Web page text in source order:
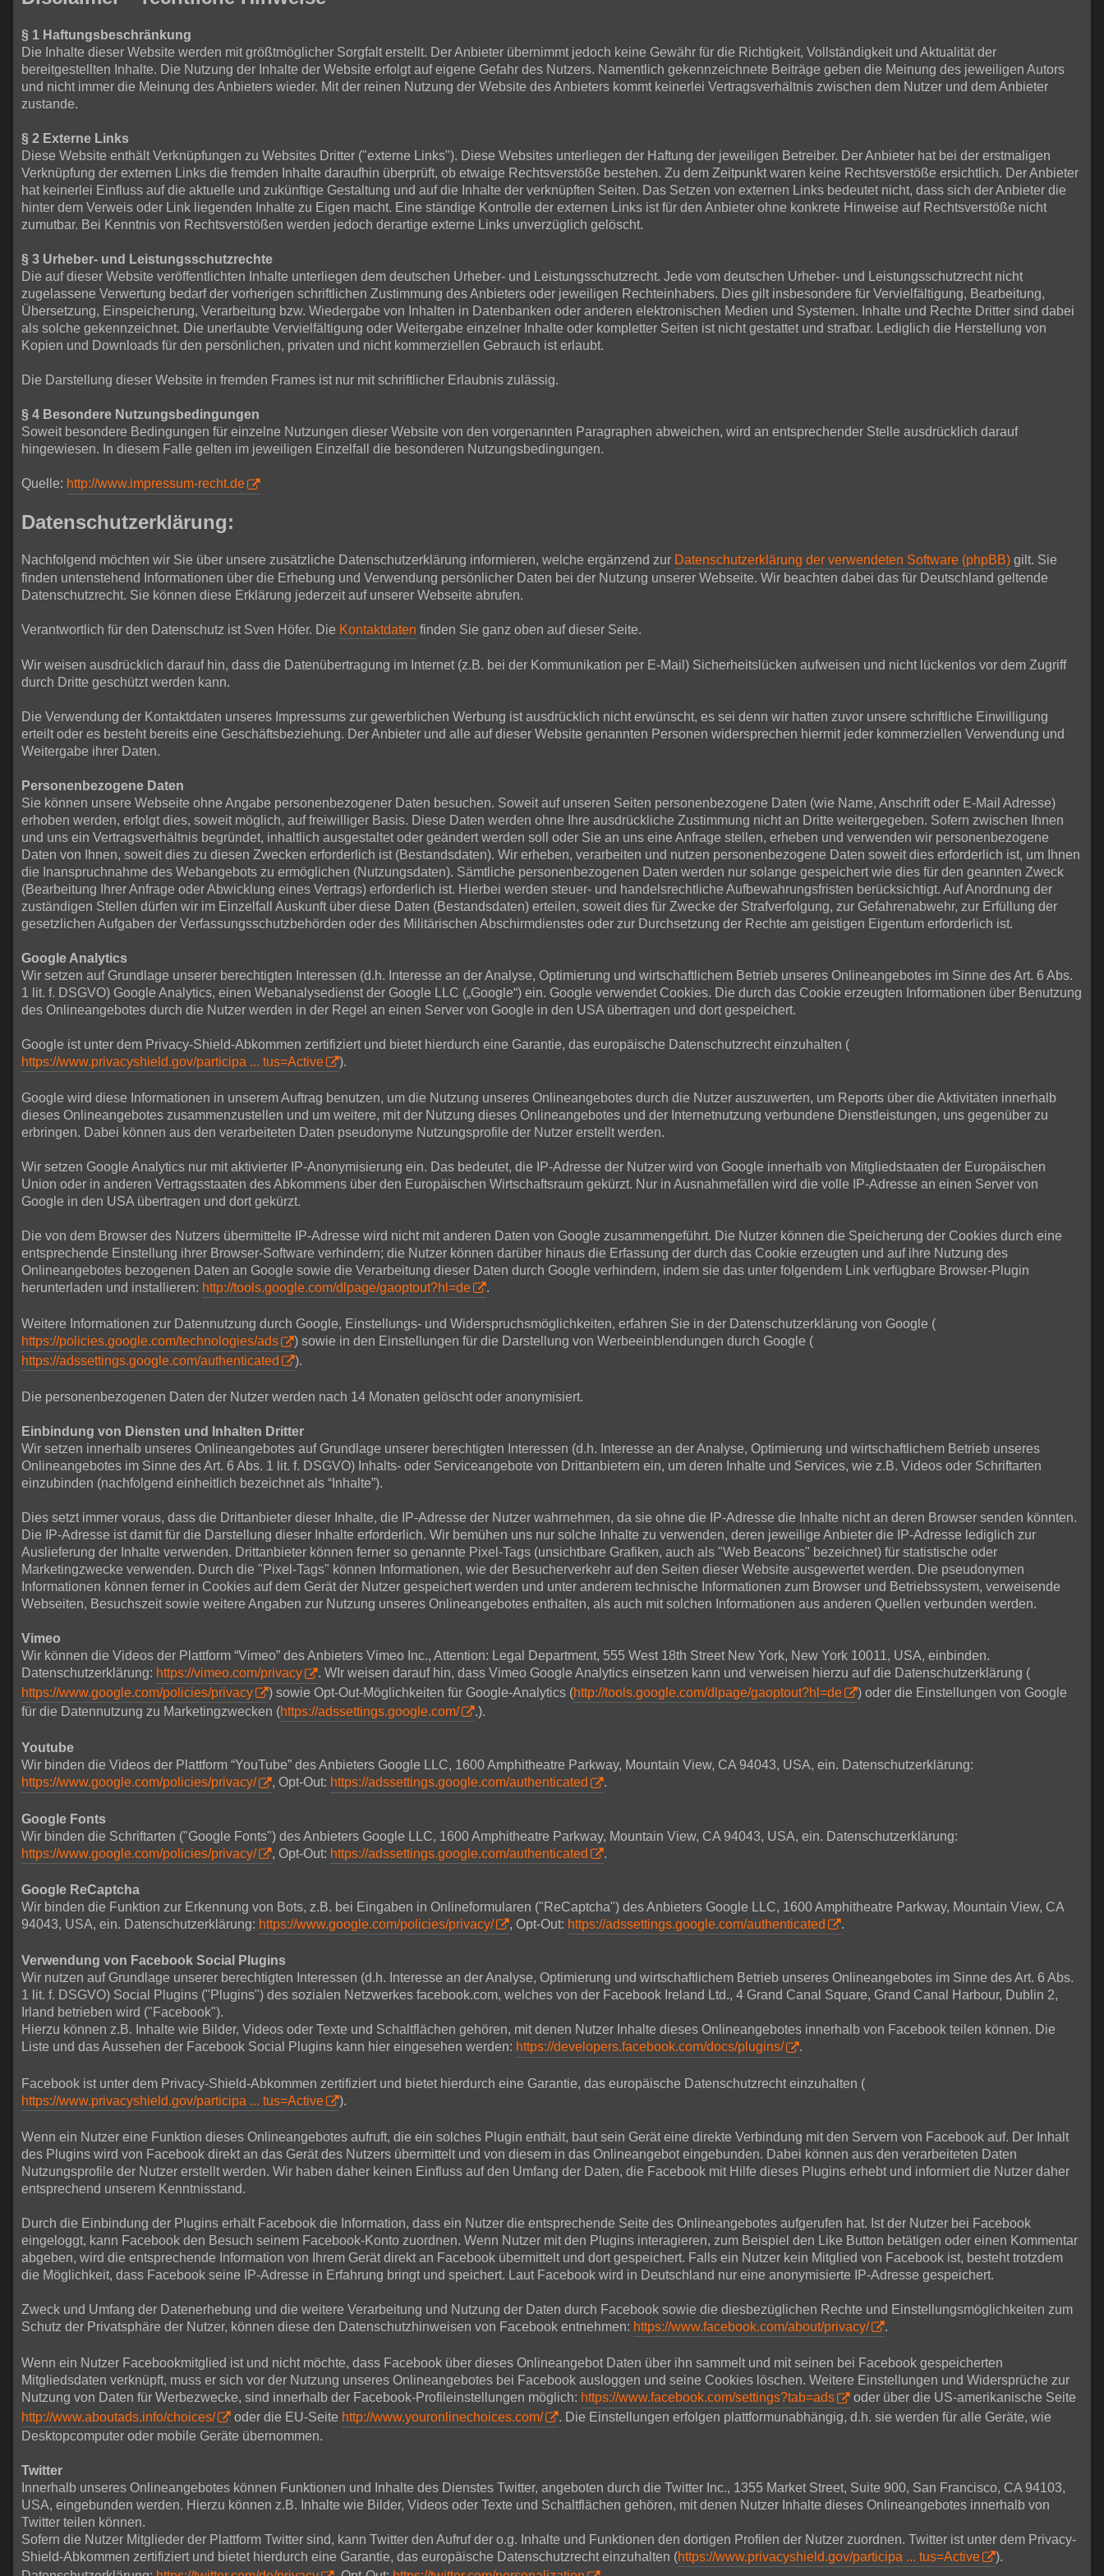
§ 1 Haftungsbeschränkung
Die Inhalte dieser Website werden mit größtmöglicher Sorgfalt erstellt. Der Anbieter übernimmt jedoch keine Gewähr für die Richtigkeit, Vollständigkeit und Aktualität der
bereitgestellten Inhalte. Die Nutzung der Inhalte der Website erfolgt auf eigene Gefahr des Nutzers. Namentlich gekennzeichnete Beiträge geben die Meinung des jeweiligen Autors
und nicht immer die Meinung des Anbieters wieder. Mit der reinen Nutzung der Website des Anbieters kommt keinerlei Vertragsverhältnis zwischen dem Nutzer und dem Anbieter
zustande.
§ 2 Externe Links
Diese Website enthält Verknüpfungen zu Websites Dritter ("externe Links"). Diese Websites unterliegen der Haftung der jeweiligen Betreiber. Der Anbieter hat bei der erstmaligen
Verknüpfung der externen Links die fremden Inhalte daraufhin überprüft, ob etwaige Rechtsverstöße bestehen. Zu dem Zeitpunkt waren keine Rechtsverstöße ersichtlich. Der Anbieter
hat keinerlei Einfluss auf die aktuelle und zukünftige Gestaltung und auf die Inhalte der verknüpften Seiten. Das Setzen von externen Links bedeutet nicht, dass sich der Anbieter die
hinter dem Verweis oder Link liegenden Inhalte zu Eigen macht. Eine ständige Kontrolle der externen Links ist für den Anbieter ohne konkrete Hinweise auf Rechtsverstöße nicht
zumutbar. Bei Kenntnis von Rechtsverstößen werden jedoch derartige externe Links unverzüglich gelöscht.
§ 3 Urheber- und Leistungsschutzrechte
Die auf dieser Website veröffentlichten Inhalte unterliegen dem deutschen Urheber- und Leistungsschutzrecht. Jede vom deutschen Urheber- und Leistungsschutzrecht nicht
zugelassene Verwertung bedarf der vorherigen schriftlichen Zustimmung des Anbieters oder jeweiligen Rechteinhabers. Dies gilt insbesondere für Vervielfältigung, Bearbeitung,
Übersetzung, Einspeicherung, Verarbeitung bzw. Wiedergabe von Inhalten in Datenbanken oder anderen elektronischen Medien und Systemen. Inhalte und Rechte Dritter sind dabei
als solche gekennzeichnet. Die unerlaubte Vervielfältigung oder Weitergabe einzelner Inhalte oder kompletter Seiten ist nicht gestattet und strafbar. Lediglich die Herstellung von
Kopien und Downloads für den persönlichen, privaten und nicht kommerziellen Gebrauch ist erlaubt.
Die Darstellung dieser Website in fremden Frames ist nur mit schriftlicher Erlaubnis zulässig.
§ 4 Besondere Nutzungsbedingungen
Soweit besondere Bedingungen für einzelne Nutzungen dieser Website von den vorgenannten Paragraphen abweichen, wird an entsprechender Stelle ausdrücklich darauf
hingewiesen. In diesem Falle gelten im jeweiligen Einzelfall die besonderen Nutzungsbedingungen.
Quelle: http://www.impressum-recht.de
Datenschutzerklärung:
Nachfolgend möchten wir Sie über unsere zusätzliche Datenschutzerklärung informieren, welche ergänzend zur Datenschutzerklärung der verwendeten Software (phpBB) gilt. Sie
finden untenstehend Informationen über die Erhebung und Verwendung persönlicher Daten bei der Nutzung unserer Webseite. Wir beachten dabei das für Deutschland geltende
Datenschutzrecht. Sie können diese Erklärung jederzeit auf unserer Webseite abrufen.
Verantwortlich für den Datenschutz ist Sven Höfer. Die Kontaktdaten finden Sie ganz oben auf dieser Seite.
Wir weisen ausdrücklich darauf hin, dass die Datenübertragung im Internet (z.B. bei der Kommunikation per E-Mail) Sicherheitslücken aufweisen und nicht lückenlos vor dem Zugriff
durch Dritte geschützt werden kann.
Die Verwendung der Kontaktdaten unseres Impressums zur gewerblichen Werbung ist ausdrücklich nicht erwünscht, es sei denn wir hatten zuvor unsere schriftliche Einwilligung
erteilt oder es besteht bereits eine Geschäftsbeziehung. Der Anbieter und alle auf dieser Website genannten Personen widersprechen hiermit jeder kommerziellen Verwendung und
Weitergabe ihrer Daten.
Personenbezogene Daten
Sie können unsere Webseite ohne Angabe personenbezogener Daten besuchen. Soweit auf unseren Seiten personenbezogene Daten (wie Name, Anschrift oder E-Mail Adresse)
erhoben werden, erfolgt dies, soweit möglich, auf freiwilliger Basis. Diese Daten werden ohne Ihre ausdrückliche Zustimmung nicht an Dritte weitergegeben. Sofern zwischen Ihnen
und uns ein Vertragsverhältnis begründet, inhaltlich ausgestaltet oder geändert werden soll oder Sie an uns eine Anfrage stellen, erheben und verwenden wir personenbezogene
Daten von Ihnen, soweit dies zu diesen Zwecken erforderlich ist (Bestandsdaten). Wir erheben, verarbeiten und nutzen personenbezogene Daten soweit dies erforderlich ist, um Ihnen
die Inanspruchnahme des Webangebots zu ermöglichen (Nutzungsdaten). Sämtliche personenbezogenen Daten werden nur solange gespeichert wie dies für den geannten Zweck
(Bearbeitung Ihrer Anfrage oder Abwicklung eines Vertrags) erforderlich ist. Hierbei werden steuer- und handelsrechtliche Aufbewahrungsfristen berücksichtigt. Auf Anordnung der
zuständigen Stellen dürfen wir im Einzelfall Auskunft über diese Daten (Bestandsdaten) erteilen, soweit dies für Zwecke der Strafverfolgung, zur Gefahrenabwehr, zur Erfüllung der
gesetzlichen Aufgaben der Verfassungsschutzbehörden oder des Militärischen Abschirmdienstes oder zur Durchsetzung der Rechte am geistigen Eigentum erforderlich ist.
Google Analytics
Wir setzen auf Grundlage unserer berechtigten Interessen (d.h. Interesse an der Analyse, Optimierung und wirtschaftlichem Betrieb unseres Onlineangebotes im Sinne des Art. 6 Abs.
1 lit. f. DSGVO) Google Analytics, einen Webanalysedienst der Google LLC („Google“) ein. Google verwendet Cookies. Die durch das Cookie erzeugten Informationen über Benutzung
des Onlineangebotes durch die Nutzer werden in der Regel an einen Server von Google in den USA übertragen und dort gespeichert.
Google ist unter dem Privacy-Shield-Abkommen zertifiziert und bietet hierdurch eine Garantie, das europäische Datenschutzrecht einzuhalten (
https://www.privacyshield.gov/participa ... tus=Active
).
Google wird diese Informationen in unserem Auftrag benutzen, um die Nutzung unseres Onlineangebotes durch die Nutzer auszuwerten, um Reports über die Aktivitäten innerhalb
dieses Onlineangebotes zusammenzustellen und um weitere, mit der Nutzung dieses Onlineangebotes und der Internetnutzung verbundene Dienstleistungen, uns gegenüber zu
erbringen. Dabei können aus den verarbeiteten Daten pseudonyme Nutzungsprofile der Nutzer erstellt werden.
Wir setzen Google Analytics nur mit aktivierter IP-Anonymisierung ein. Das bedeutet, die IP-Adresse der Nutzer wird von Google innerhalb von Mitgliedstaaten der Europäischen
Union oder in anderen Vertragsstaaten des Abkommens über den Europäischen Wirtschaftsraum gekürzt. Nur in Ausnahmefällen wird die volle IP-Adresse an einen Server von
Google in den USA übertragen und dort gekürzt.
Die von dem Browser des Nutzers übermittelte IP-Adresse wird nicht mit anderen Daten von Google zusammengeführt. Die Nutzer können die Speicherung der Cookies durch eine
entsprechende Einstellung ihrer Browser-Software verhindern; die Nutzer können darüber hinaus die Erfassung der durch das Cookie erzeugten und auf ihre Nutzung des
Onlineangebotes bezogenen Daten an Google sowie die Verarbeitung dieser Daten durch Google verhindern, indem sie das unter folgendem Link verfügbare Browser-Plugin
herunterladen und installieren: http://tools.google.com/dlpage/gaoptout?hl=de .
Weitere Informationen zur Datennutzung durch Google, Einstellungs- und Widerspruchsmöglichkeiten, erfahren Sie in der Datenschutzerklärung von Google (
https://policies.google.com/technologies/ads
) sowie in den Einstellungen für die Darstellung von Werbeeinblendungen durch Google (
https://adssettings.google.com/authenticated
).
Die personenbezogenen Daten der Nutzer werden nach 14 Monaten gelöscht oder anonymisiert.
Einbindung von Diensten und Inhalten Dritter
Wir setzen innerhalb unseres Onlineangebotes auf Grundlage unserer berechtigten Interessen (d.h. Interesse an der Analyse, Optimierung und wirtschaftlichem Betrieb unseres
Onlineangebotes im Sinne des Art. 6 Abs. 1 lit. f. DSGVO) Inhalts- oder Serviceangebote von Drittanbietern ein, um deren Inhalte und Services, wie z.B. Videos oder Schriftarten
einzubinden (nachfolgend einheitlich bezeichnet als “Inhalte”).
Dies setzt immer voraus, dass die Drittanbieter dieser Inhalte, die IP-Adresse der Nutzer wahrnehmen, da sie ohne die IP-Adresse die Inhalte nicht an deren Browser senden könnten.
Die IP-Adresse ist damit für die Darstellung dieser Inhalte erforderlich. Wir bemühen uns nur solche Inhalte zu verwenden, deren jeweilige Anbieter die IP-Adresse lediglich zur
Auslieferung der Inhalte verwenden. Drittanbieter können ferner so genannte Pixel-Tags (unsichtbare Grafiken, auch als "Web Beacons" bezeichnet) für statistische oder
Marketingzwecke verwenden. Durch die "Pixel-Tags" können Informationen, wie der Besucherverkehr auf den Seiten dieser Website ausgewertet werden. Die pseudonymen
Informationen können ferner in Cookies auf dem Gerät der Nutzer gespeichert werden und unter anderem technische Informationen zum Browser und Betriebssystem, verweisende
Webseiten, Besuchszeit sowie weitere Angaben zur Nutzung unseres Onlineangebotes enthalten, als auch mit solchen Informationen aus anderen Quellen verbunden werden.
Vimeo
Wir können die Videos der Plattform “Vimeo” des Anbieters Vimeo Inc., Attention: Legal Department, 555 West 18th Street New York, New York 10011, USA, einbinden.
Datenschutzerklärung: https://vimeo.com/privacy
. WIr weisen darauf hin, dass Vimeo Google Analytics einsetzen kann und verweisen hierzu auf die Datenschutzerklärung (
https://www.google.com/policies/privacy
) sowie Opt-Out-Möglichkeiten für Google-Analytics (http://tools.google.com/dlpage/gaoptout?hl=de
) oder die Einstellungen von Google
für die Datennutzung zu Marketingzwecken (https://adssettings.google.com/ .).
Youtube
Wir binden die Videos der Plattform “YouTube” des Anbieters Google LLC, 1600 Amphitheatre Parkway, Mountain View, CA 94043, USA, ein. Datenschutzerklärung:
https://www.google.com/policies/privacy/
, Opt-Out: https://adssettings.google.com/authenticated .
Google Fonts
Wir binden die Schriftarten ("Google Fonts") des Anbieters Google LLC, 1600 Amphitheatre Parkway, Mountain View, CA 94043, USA, ein. Datenschutzerklärung:
https://www.google.com/policies/privacy/
, Opt-Out: https://adssettings.google.com/authenticated .
Google ReCaptcha
Wir binden die Funktion zur Erkennung von Bots, z.B. bei Eingaben in Onlineformularen ("ReCaptcha") des Anbieters Google LLC, 1600 Amphitheatre Parkway, Mountain View, CA
94043, USA, ein. Datenschutzerklärung: https://www.google.com/policies/privacy/ , Opt-Out: https://adssettings.google.com/authenticated .
Verwendung von Facebook Social Plugins
Wir nutzen auf Grundlage unserer berechtigten Interessen (d.h. Interesse an der Analyse, Optimierung und wirtschaftlichem Betrieb unseres Onlineangebotes im Sinne des Art. 6 Abs.
1 lit. f. DSGVO) Social Plugins ("Plugins") des sozialen Netzwerkes facebook.com, welches von der Facebook Ireland Ltd., 4 Grand Canal Square, Grand Canal Harbour, Dublin 2,
Irland betrieben wird ("Facebook").
Hierzu können z.B. Inhalte wie Bilder, Videos oder Texte und Schaltflächen gehören, mit denen Nutzer Inhalte dieses Onlineangebotes innerhalb von Facebook teilen können. Die
Liste und das Aussehen der Facebook Social Plugins kann hier eingesehen werden: https://developers.facebook.com/docs/plugins/ .
Facebook ist unter dem Privacy-Shield-Abkommen zertifiziert und bietet hierdurch eine Garantie, das europäische Datenschutzrecht einzuhalten (
https://www.privacyshield.gov/participa ... tus=Active
).
Wenn ein Nutzer eine Funktion dieses Onlineangebotes aufruft, die ein solches Plugin enthält, baut sein Gerät eine direkte Verbindung mit den Servern von Facebook auf. Der Inhalt
des Plugins wird von Facebook direkt an das Gerät des Nutzers übermittelt und von diesem in das Onlineangebot eingebunden. Dabei können aus den verarbeiteten Daten
Nutzungsprofile der Nutzer erstellt werden. Wir haben daher keinen Einfluss auf den Umfang der Daten, die Facebook mit Hilfe dieses Plugins erhebt und informiert die Nutzer daher
entsprechend unserem Kenntnisstand.
Durch die Einbindung der Plugins erhält Facebook die Information, dass ein Nutzer die entsprechende Seite des Onlineangebotes aufgerufen hat. Ist der Nutzer bei Facebook
eingeloggt, kann Facebook den Besuch seinem Facebook-Konto zuordnen. Wenn Nutzer mit den Plugins interagieren, zum Beispiel den Like Button betätigen oder einen Kommentar
abgeben, wird die entsprechende Information von Ihrem Gerät direkt an Facebook übermittelt und dort gespeichert. Falls ein Nutzer kein Mitglied von Facebook ist, besteht trotzdem
die Möglichkeit, dass Facebook seine IP-Adresse in Erfahrung bringt und speichert. Laut Facebook wird in Deutschland nur eine anonymisierte IP-Adresse gespeichert.
Zweck und Umfang der Datenerhebung und die weitere Verarbeitung und Nutzung der Daten durch Facebook sowie die diesbezüglichen Rechte und Einstellungsmöglichkeiten zum
Schutz der Privatsphäre der Nutzer, können diese den Datenschutzhinweisen von Facebook entnehmen: https://www.facebook.com/about/privacy/ .
Wenn ein Nutzer Facebookmitglied ist und nicht möchte, dass Facebook über dieses Onlineangebot Daten über ihn sammelt und mit seinen bei Facebook gespeicherten
Mitgliedsdaten verknüpft, muss er sich vor der Nutzung unseres Onlineangebotes bei Facebook ausloggen und seine Cookies löschen. Weitere Einstellungen und Widersprüche zur
Nutzung von Daten für Werbezwecke, sind innerhalb der Facebook-Profileinstellungen möglich: https://www.facebook.com/settings?tab=ads
oder über die US-amerikanische Seite
http://www.aboutads.info/choices/
oder die EU-Seite http://www.youronlinechoices.com/
. Die Einstellungen erfolgen plattformunabhängig, d.h. sie werden für alle Geräte, wie
Desktopcomputer oder mobile Geräte übernommen.
Twitter
Innerhalb unseres Onlineangebotes können Funktionen und Inhalte des Dienstes Twitter, angeboten durch die Twitter Inc., 1355 Market Street, Suite 900, San Francisco, CA 94103,
USA, eingebunden werden. Hierzu können z.B. Inhalte wie Bilder, Videos oder Texte und Schaltflächen gehören, mit denen Nutzer Inhalte dieses Onlineangebotes innerhalb von
Twitter teilen können.
Sofern die Nutzer Mitglieder der Plattform Twitter sind, kann Twitter den Aufruf der o.g. Inhalte und Funktionen den dortigen Profilen der Nutzer zuordnen. Twitter ist unter dem Privacy-
Shield-Abkommen zertifiziert und bietet hierdurch eine Garantie, das europäische Datenschutzrecht einzuhalten (https://www.privacyshield.gov/participa ... tus=Active
).